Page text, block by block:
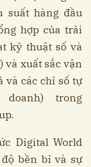
suất hàng đầu
hợp của trải
kỹ thuật số và
và xuất sắc vận
và các chỉ số tự
trong
Digital World
bền bỉ và sự